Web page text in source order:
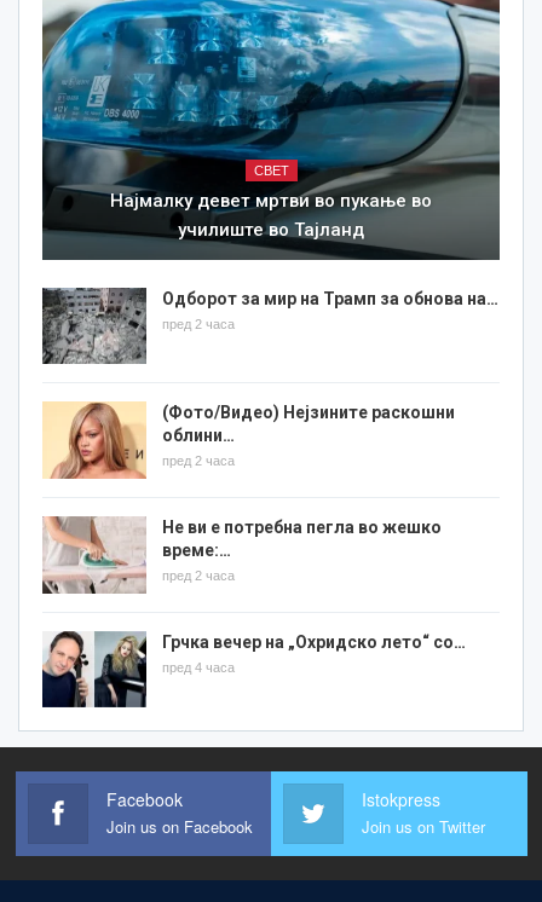
СВЕТ
Најмалку девет мртви во пукање во
училиште во Тајланд
Одборот за мир на Трамп за обнова на…
пред 2 часа
(Фото/Видео) Нејзините раскошни
облини…
пред 2 часа
Не ви е потребна пегла во жешко
време:…
пред 2 часа
Грчка вечер на „Охридско лето“ со…
пред 4 часа
Facebook
Join us on Facebook
Istokpress
Join us on Twitter